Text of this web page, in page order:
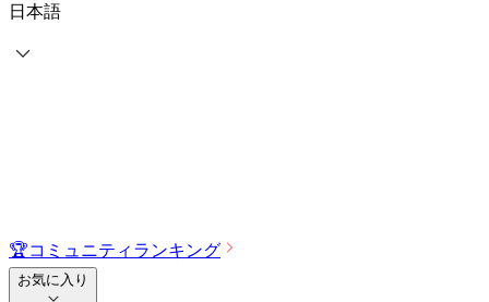
日本語
🏆コミュニティランキング
お気に入り